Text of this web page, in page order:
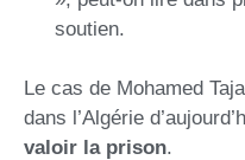
soutien.
Le cas de Mohamed
dans l’Algérie
valoir la prison.